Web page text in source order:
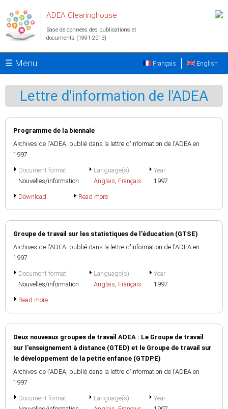
ADEA Clearinghouse
Base de données des publications et
documents (1991-2013)
☰ Menu English
Français
Lettre d'information de l'ADEA
Programme de la biennale
Archives de l'ADEA, publié dans la lettre d'information de l'ADEA en
1997
Document format
Nouvelles/information
Language(s)
Anglais, Français
Year
1997
Download Read more
Groupe de travail sur les statistiques de l'éducation (GTSE)
Archives de l'ADEA, publié dans la lettre d'information de l'ADEA en
1997
Document format
Nouvelles/information
Language(s)
Anglais, Français
Year
1997
Read more
Deux nouveaux groupes de travail ADEA : Le Groupe de travail
sur l'enseignement à distance (GTED) et le Groupe de travail sur
le développement de la petite enfance (GTDPE)
Archives de l'ADEA, publié dans la lettre d'information de l'ADEA en
1997
Document format
Language(s)
Year